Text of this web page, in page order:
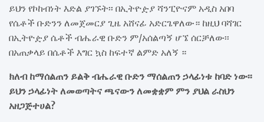
ይህን የኮከብነት እድል ያገኙት፡፡ በኢትዮዽያ ሻንፒዮናም አዲስ አበባ
የሴቶች ቡድንን ለመጀመርያ ጊዜ አሸናፊ አድርጌዋለው። ከዚህ ባሻገር
በኢትዮዽያ ሴቶች ብሔራዊ ቡድን ም/አሰልጣኝ ሆኜ ሰርቻለው፡፡
በአጠቃላይ በሴቶች እግር ኳስ ከፍተኛ ልምድ አለኝ ።
ክለብ ከማሰልጠን ይልቅ ብሔራዊ ቡድን ማሰልጠን ኃላፊነቱ ከባድ ነው፡፡
ይህን ኃላፊነት ለመወጣትና ጫናውን ለመቋቋም ምን ያህል ራስህን
አዘጋጅተሀል?